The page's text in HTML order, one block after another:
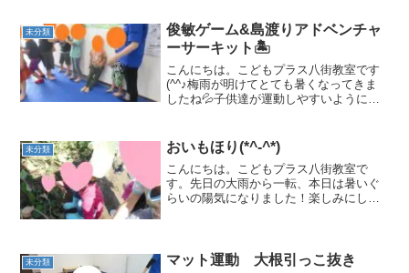
ダーを作ってます。綺麗なアジ...
未分類
俊敏ゲーム&島渡りアドベンチャ
ーサーキット🏝
こんにちは。こどもプラス八街教室です
(^^♪梅雨が明けてとても暑くなってきま
したね💦子供達が運動しやすいように、
動療育は、〇ジャンピングストレッチ
（スタージャンプ）〇俊...
未分類 おいもほり(*^-^*)
こんにちは。こどもプラス八街教室で
す。先日の大雨から一転、本日は暑いぐ
らいの陽気になりました！楽しみにして
～(^○^...
未分類 マット運動 大根引っこ抜き